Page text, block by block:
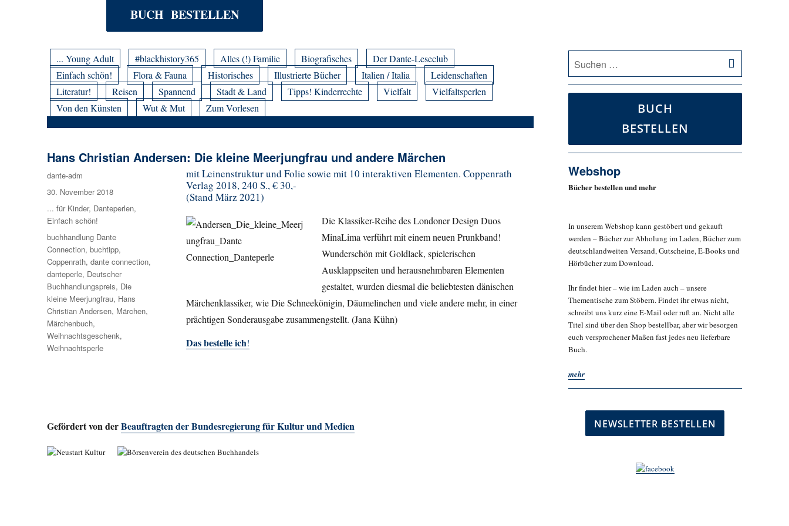
BUCH BESTELLEN
... Young Adult #blackhistory365 Alles (!) Familie Biografisches
Der Dante-Leseclub
Einfach schön!
Flora & Fauna Historisches Illustrierte Bücher Italien / Italia
Leidenschaften
Literatur!
Reisen Spannend Stadt & Land Tipps! Kinderrechte Vielfalt
Vielfaltsperlen
Von den Künsten
Wut & Mut Zum Vorlesen
Hans Christian Andersen: Die kleine Meerjungfrau und andere Märchen
mit Leinenstruktur und Folie sowie mit 10 interaktiven Elementen. Coppenrath
Verlag 2018, 240 S., € 30,-
(Stand März 2021)
Die Klassiker-Reihe des Londoner Design Duos
MinaLima verführt mit einem neuen Prunkband!
Wunderschön mit Goldlack, spielerischen
Ausklappseiten und herausnehmbaren Elementen
gestaltet, wurden diesmal die beliebtesten dänischen
Märchenklassiker, wie Die Schneekönigin, Däumelinchen und viele andere mehr, in einer
prächtigen Sonderausgabe zusammengstellt. (Jana Kühn)
Das bestelle ich!
Autor
dante-adm
Veröffentlicht
am
30. November 2018
Kategorien
... für Kinder, Danteperlen,
Einfach schön!
Schlagwörter
buchhandlung Dante
Connection,buchtipp,
Coppenrath,dante connection,
danteperle, Deutscher
Buchhandlungspreis, Die
kleine Meerjungfrau, Hans
Christian Andersen, Märchen,
Märchenbuch,
Weihnachtsgeschenk,
Weihnachtsperle
Gefördert von derBeauftragten der Bundesregierung für Kultur und Medien
nach:
BUCH
BESTELLEN
Webshop
Bücher bestellen und mehr
In unserem Webshop kann gestöbert und gekauft
werden – Bücher zur Abholung im Laden, Bücher zum
deutschlandweiten Versand, Gutscheine, E-Books und
Hörbücher zum Download.
Ihr findet hier – wie im Laden auch – unsere
Thementische zum Stöbern. Findet ihr etwas nicht,
schreibt uns kurz eine E-Mail oder ruft an. Nicht alle
Titel sind über den Shop bestellbar, aber wir besorgen
euch versprochener Maßen fast jedes neu lieferbare
Buch.
mehr